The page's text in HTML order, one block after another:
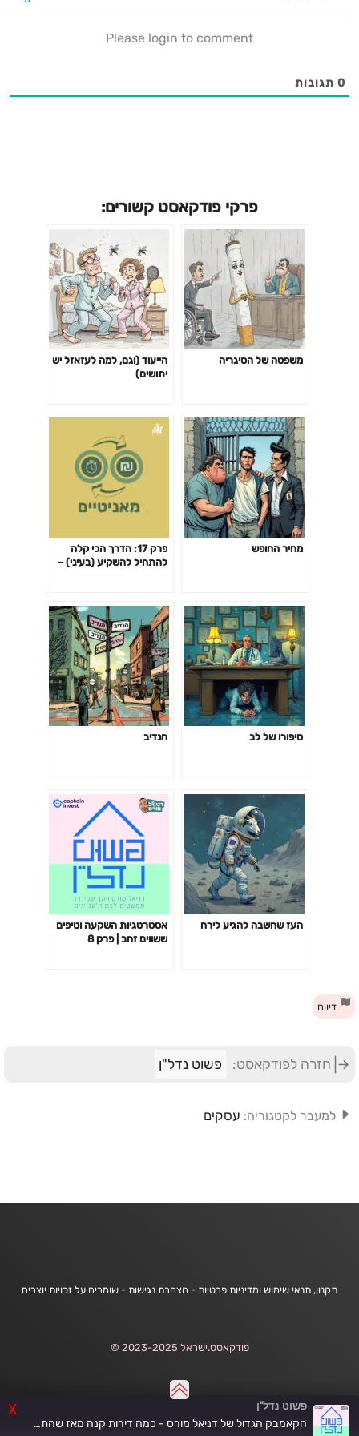
X פשוט נדל"ן
הקאמבק הגדול של דניאל מורס - כמה דירות קנה מאז שהתראיין בפרק הראשון? | פרק 62
Please login to comment
0 תגובות
פרקי פודקאסט קשורים:
משפטה של הסיגריה
הייעוד (וגם, למה לעזאזל יש
יתושים)
מחיר החופש
פרק 17: הדרך הכי קלה
להתחיל להשקיע (בעיני) –
סיפורו של לב הנדיב
העז שחשבה להגיע לירח
אסטרטגיות השקעה וטיפים
ששווים זהב | פרק 8
דיווח
חזרה לפודקאסט: פשוט נדל"ן
למעבר לקטגוריה: עסקים
תקנון, תנאי שימוש ומדיניות פרטיות - הצהרת נגישות - שומרים על זכויות יוצרים
פודקאסט.ישראל 2023-2025 ©